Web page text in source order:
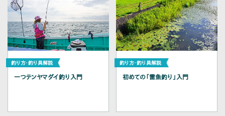
一つテンヤマダイ釣り入門 初めての「雷魚釣り」入門